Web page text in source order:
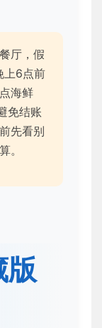
厅，假
上6点前
海鲜
免结账
先看别
。
版